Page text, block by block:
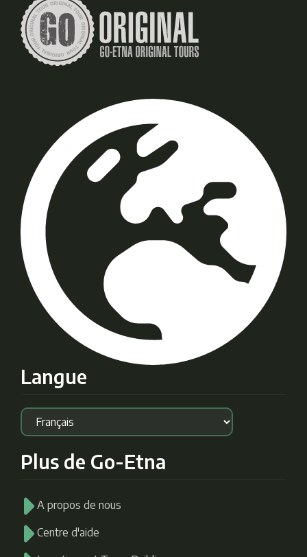
Langue
Plus de Go-Etna
A propos de nous
Centre d'aide